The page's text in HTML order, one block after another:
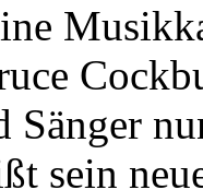
Sänger
sein